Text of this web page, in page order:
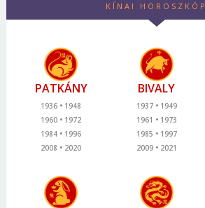
KÍNAI HOROSZKÓP
PATKÁNY
1936
1948
1960
1972
1984
1996
2008
2020
BIVALY
1937
1949
1961
1973
1985
1997
2009
2021